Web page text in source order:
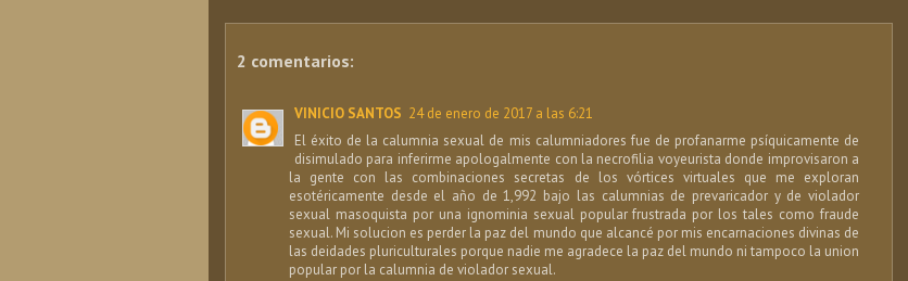
2 comentarios:
VINICIO SANTOS 24 de enero de 2017 a las 6:21
El éxito de la calumnia sexual de mis calumniadores fue de profanarme psíquicamente de
disimulado para inferirme apologalmente con la necrofilia voyeurista donde improvisaron a
la gente con las combinaciones secretas de los vórtices virtuales que me exploran
esotéricamente desde el año de 1,992 bajo las calumnias de prevaricador y de violador
sexual masoquista por una ignominia sexual popular frustrada por los tales como fraude
sexual. Mi solucion es perder la paz del mundo que alcancé por mis encarnaciones divinas de
las deidades pluriculturales porque nadie me agradece la paz del mundo ni tampoco la union
popular por la calumnia de violador sexual.